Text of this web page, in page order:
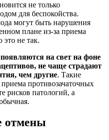
не только
для беспокойства.
могут быть нарушения
плане из-за приема
это не так.
на свет на фоне
не чаще страдают
чем другие. Такие
противозачаточных
рисков патологий, а
отмены